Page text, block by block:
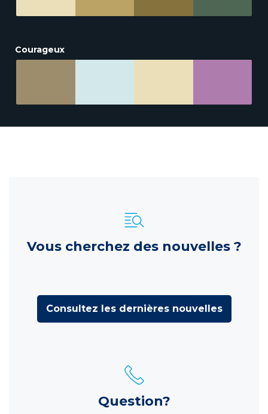
Courageux
Vous cherchez des nouvelles ?
Consultez les dernières nouvelles
Question?